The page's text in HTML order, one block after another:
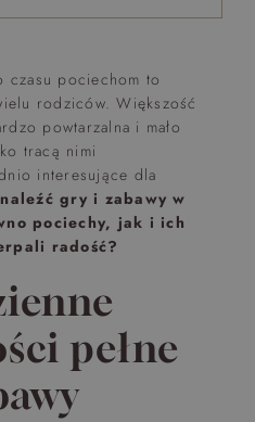
czasu pociechom to
rodziców. Większość
powtarzalna i mało
tracą nimi
interesujące dla
gry i zabawy w
pociechy, jak i ich
radość?
pełne